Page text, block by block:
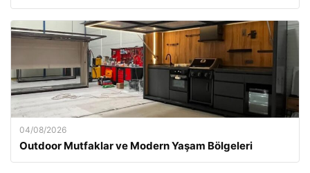
04/08/2026
Outdoor Mutfaklar ve Modern Yaşam Bölgeleri